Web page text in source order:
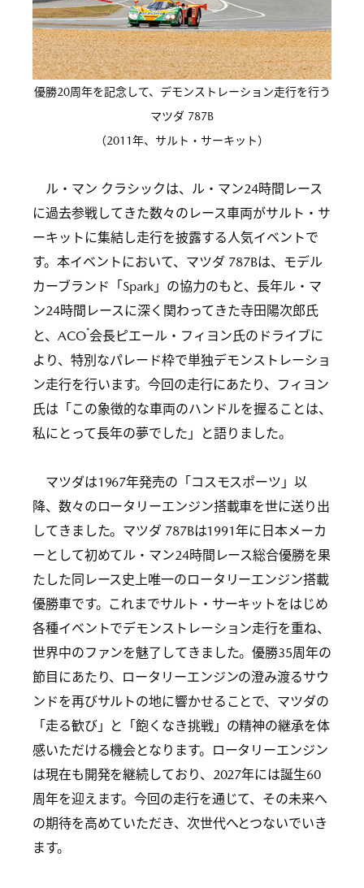
優勝20周年を記念して、デモンストレーション走行を行う
マツダ 787B
（2011年、サルト・サーキット）
ル・マン クラシックは、ル・マン24時間レース
に過去参戦してきた数々のレース車両がサルト・サ
ーキットに集結し走行を披露する人気イベントで
す。本イベントにおいて、マツダ 787Bは、モデル
カーブランド「Spark」の協力のもと、長年ル・マ
ン24時間レースに深く関わってきた寺田陽次郎氏
と、ACO*会長ピエール・フィヨン氏のドライブに
より、特別なパレード枠で単独デモンストレーショ
ン走行を行います。今回の走行にあたり、フィヨン
氏は「この象徴的な車両のハンドルを握ることは、
私にとって長年の夢でした」と語りました。
マツダは1967年発売の「コスモスポーツ」以
降、数々のロータリーエンジン搭載車を世に送り出
してきました。マツダ 787Bは1991年に日本メーカ
ーとして初めてル・マン24時間レース総合優勝を果
たした同レース史上唯一のロータリーエンジン搭載
優勝車です。これまでサルト・サーキットをはじめ
各種イベントでデモンストレーション走行を重ね、
世界中のファンを魅了してきました。優勝35周年の
節目にあたり、ロータリーエンジンの澄み渡るサウ
ンドを再びサルトの地に響かせることで、マツダの
「走る歓び」と「飽くなき挑戦」の精神の継承を体
感いただける機会となります。ロータリーエンジン
は現在も開発を継続しており、2027年には誕生60
周年を迎えます。今回の走行を通じて、その未来へ
の期待を高めていただき、次世代へとつないでいき
ます。